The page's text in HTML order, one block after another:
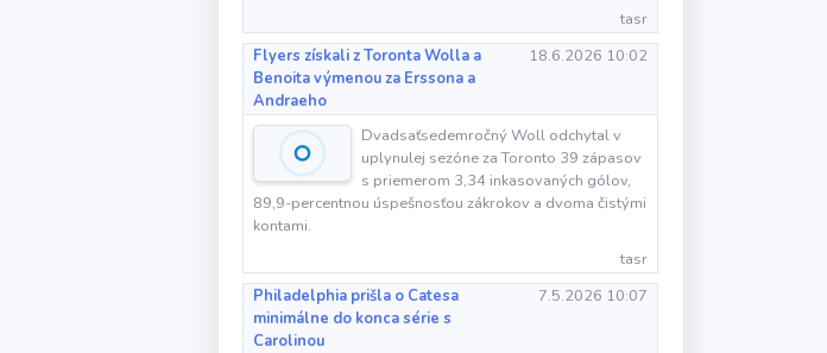
tasr
Flyers získali z Toronta Wolla a
Benoita výmenou za Erssona a
Andraeho
18.6.2026 10:02
Dvadsaťsedemročný Woll odchytal v
uplynulej sezóne za Toronto 39 zápasov
s priemerom 3,34 inkasovaných gólov,
89,9-percentnou úspešnosťou zákrokov a dvoma čistými
kontami.
tasr
Philadelphia prišla o Catesa
minimálne do konca série s
Carolinou
7.5.2026 10:07